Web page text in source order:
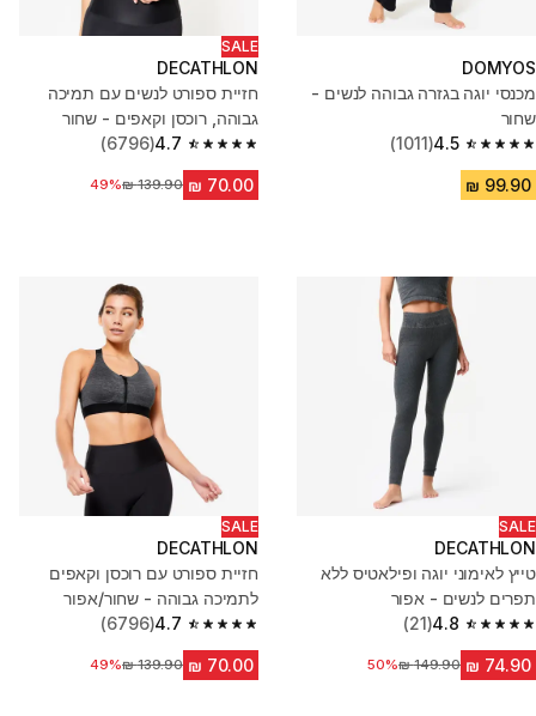
DOMYOS
מכנסי יוגה בגזרה גבוהה לנשים -
שחור
4.5
4.5 out of 5 stars from 1011 reviews
(1011)
SALE
DECATHLON
חזיית ספורט לנשים עם תמיכה
גבוהה, רוכסן וקאפים - שחור
4.7
4.7 out of 5 stars from 6796 reviews
(6796)
מחיר לפני הנחה‏139.90 ₪
49%
SALE
DECATHLON
טייץ לאימוני יוגה ופילאטיס ללא
תפרים לנשים - אפור
4.8
4.8 out of 5 stars from 21 reviews
(21)
מחיר לפני הנחה‏149.90 ₪
50%
SALE
DECATHLON
חזיית ספורט עם רוכסן וקאפים
לתמיכה גבוהה - שחור/אפור
4.7
4.7 out of 5 stars from 6796 reviews
(6796)
מחיר לפני הנחה‏139.90 ₪
49%